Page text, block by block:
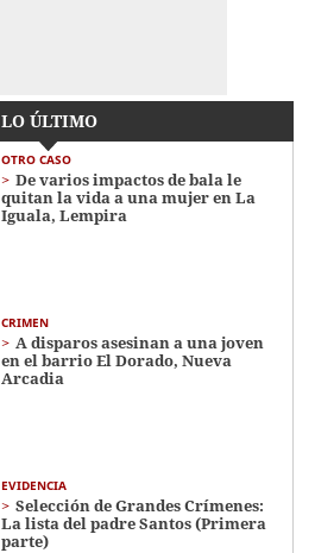
LO ÚLTIMO
OTRO CASO
De varios impactos de bala le
quitan la vida a una mujer en La
Iguala, Lempira
CRIMEN
A disparos asesinan a una joven
en el barrio El Dorado, Nueva
Arcadia
EVIDENCIA
Selección de Grandes Crímenes:
La lista del padre Santos (Primera
parte)